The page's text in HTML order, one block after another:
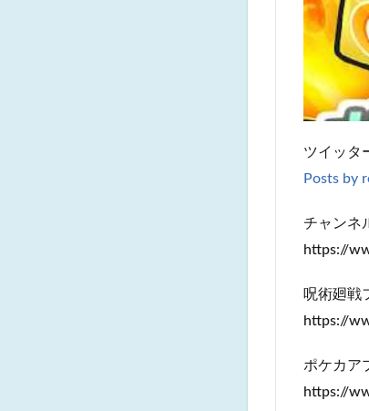
ツイッタ
Posts by
チャンネ
https://
呪術廻戦
https://
ポケカア
https://